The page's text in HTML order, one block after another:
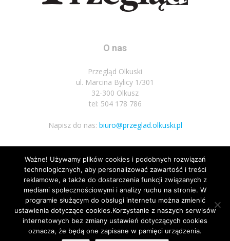
O nas
Przegląd Olkuski
ul. Marcina Bylicy 1/301
32-300 Olkusz
tel: 504 178 786
Napisz do nas: biuro@przeglad.olkuski.pl
Podążaj za nami
Nota prawna Polityka prywatnosci Kariera Regulamin
Ważne! Używamy plików cookies i podobnych rozwiązań
technologicznych, aby personalizować zawartość i treści
reklamowe, a także do dostarczenia funkcji związanych z
mediami społecznościowymi i analizy ruchu na stronie. W
programie służącym do obsługi internetu można zmienić
ustawienia dotyczące cookies.Korzystanie z naszych serwisów
internetowych bez zmiany ustawień dotyczących cookies
oznacza, że będą one zapisane w pamięci urządzenia.